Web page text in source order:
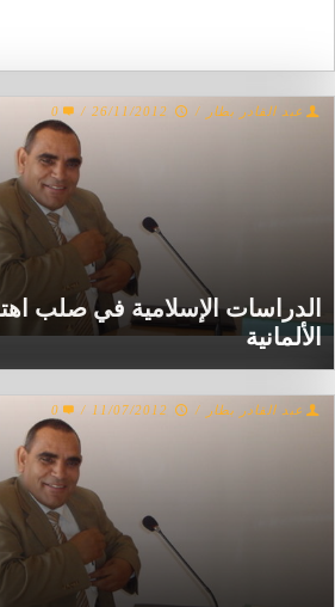
الدراسات الإسلامية في صلب
الألمانية
عبد القادر بطار /
26/11/2012
/
0
عبد القادر بطار /
11/07/2012
/
0